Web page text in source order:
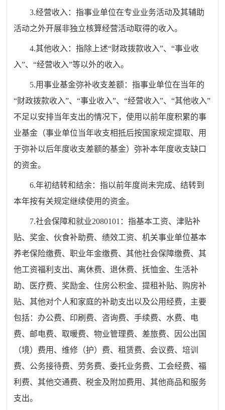
3.经营收入：指事业单位在专业业务活动及其辅助
活动之外开展非独立核算经营活动取得的收入。
4.其他收入：指除上述“财政拨款收入”、“事业收
入”、“经营收入”等以外的收入。
5.用事业基金弥补收支差额：指事业单位在当年的
“财政拨款收入”、“事业收入”、“经营收入”、“其他收入”
不足以安排当年支出的情况下，使用以前年度积累的事
业基金（事业单位当年收支相抵后按国家规定提取、用
于弥补以后年度收支差额的基金）弥补本年度收支缺口
的资金。
6.年初结转和结余：指以前年度尚未完成、结转到
本年按有关规定继续使用的资金。
7.社会保障和就业2080101：指基本工资、津贴补
贴、奖金、伙食补助费、绩效工资、机关事业单位基本
养老保险缴费、职业年金缴费、其他社会保障缴费、其
他工资福利支出、离休费、退休费、抚恤金、生活补
助、医疗费、奖励金、住房公积金、提租补贴、购房补
贴、其他对个人和家庭的补助支出以及公用经费，主要
包括：办公费、印刷费、咨询费、手续费、水费、电
费、邮电费、取暖费、物业管理费、差旅费、因公出国
（境）费用、维修（护）费、租赁费、会议费、培训
费、公务接待费、劳务费、委托业务费、工会经费、福
利费、其他交通费、税金及附加费用、其他商品和服务
支出。